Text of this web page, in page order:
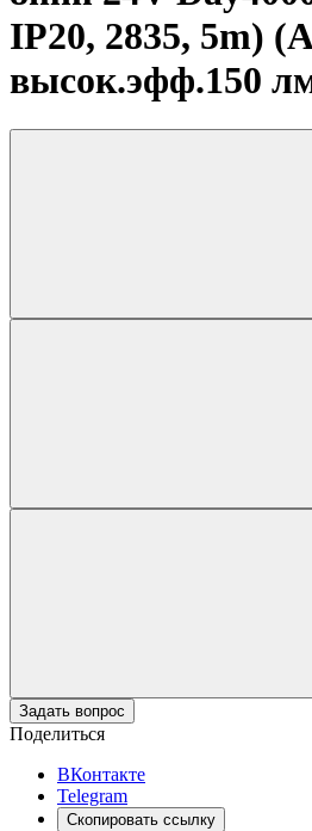
IP20, 2835, 5m)
высок.эфф.150
Задать вопрос
Поделиться
ВКонтакте
Telegram
Скопировать ссылку